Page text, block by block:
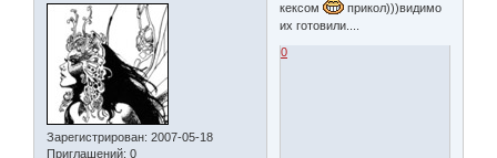
Зарегистрирован: 2007-05-18
Приглашений: 0
кексом
прикол)))видимо
их готовили....
0